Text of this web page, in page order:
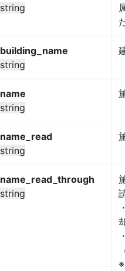
string
building_name
string
name
string
name_read
string
name_read_through
string